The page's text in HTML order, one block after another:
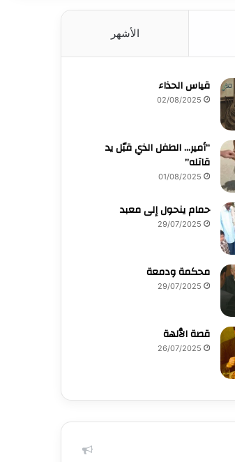
الأشهر
قياس الحذاء
02/08/2025
“أمير… الطفل الذي قبّل يد
قاتله”
01/08/2025
حمام ينحول إلى معبد
29/07/2025
محكمة ودمعة
29/07/2025
قصة الٱلهة
26/07/2025